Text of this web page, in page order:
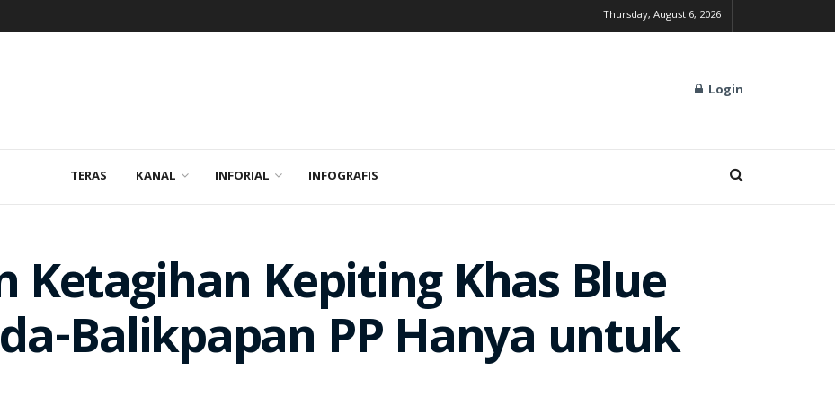
Thursday, August 6, 2026
Login
TERAS KANAL INFORIAL INFOGRAFIS
Ketagihan Kepiting Khas Blue
Balikpapan PP Hanya untuk